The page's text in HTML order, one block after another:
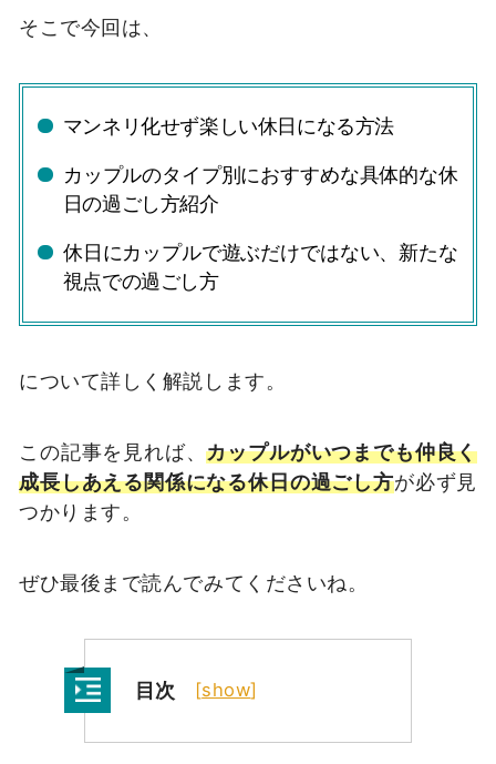
そこで今回は、
マンネリ化せず楽しい休日になる方法
カップルのタイプ別におすすめな具体的な休
日の過ごし方紹介
休日にカップルで遊ぶだけではない、新たな
視点での過ごし方
について詳しく解説します。
この記事を見れば、カップルがいつまでも仲良く
成長しあえる関係になる休日の過ごし方が必ず見
つかります。
ぜひ最後まで読んでみてくださいね。
目次 [show]